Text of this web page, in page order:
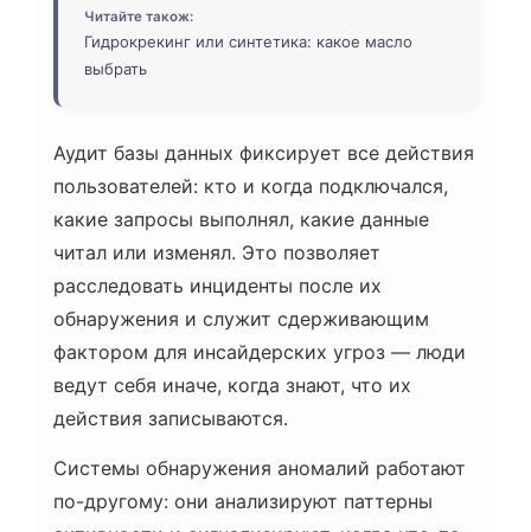
Читайте також:
Гидрокрекинг или синтетика: какое масло
выбрать
Аудит базы данных фиксирует все действия
пользователей: кто и когда подключался,
какие запросы выполнял, какие данные
читал или изменял. Это позволяет
расследовать инциденты после их
обнаружения и служит сдерживающим
фактором для инсайдерских угроз — люди
ведут себя иначе, когда знают, что их
действия записываются.
Системы обнаружения аномалий работают
по-другому: они анализируют паттерны